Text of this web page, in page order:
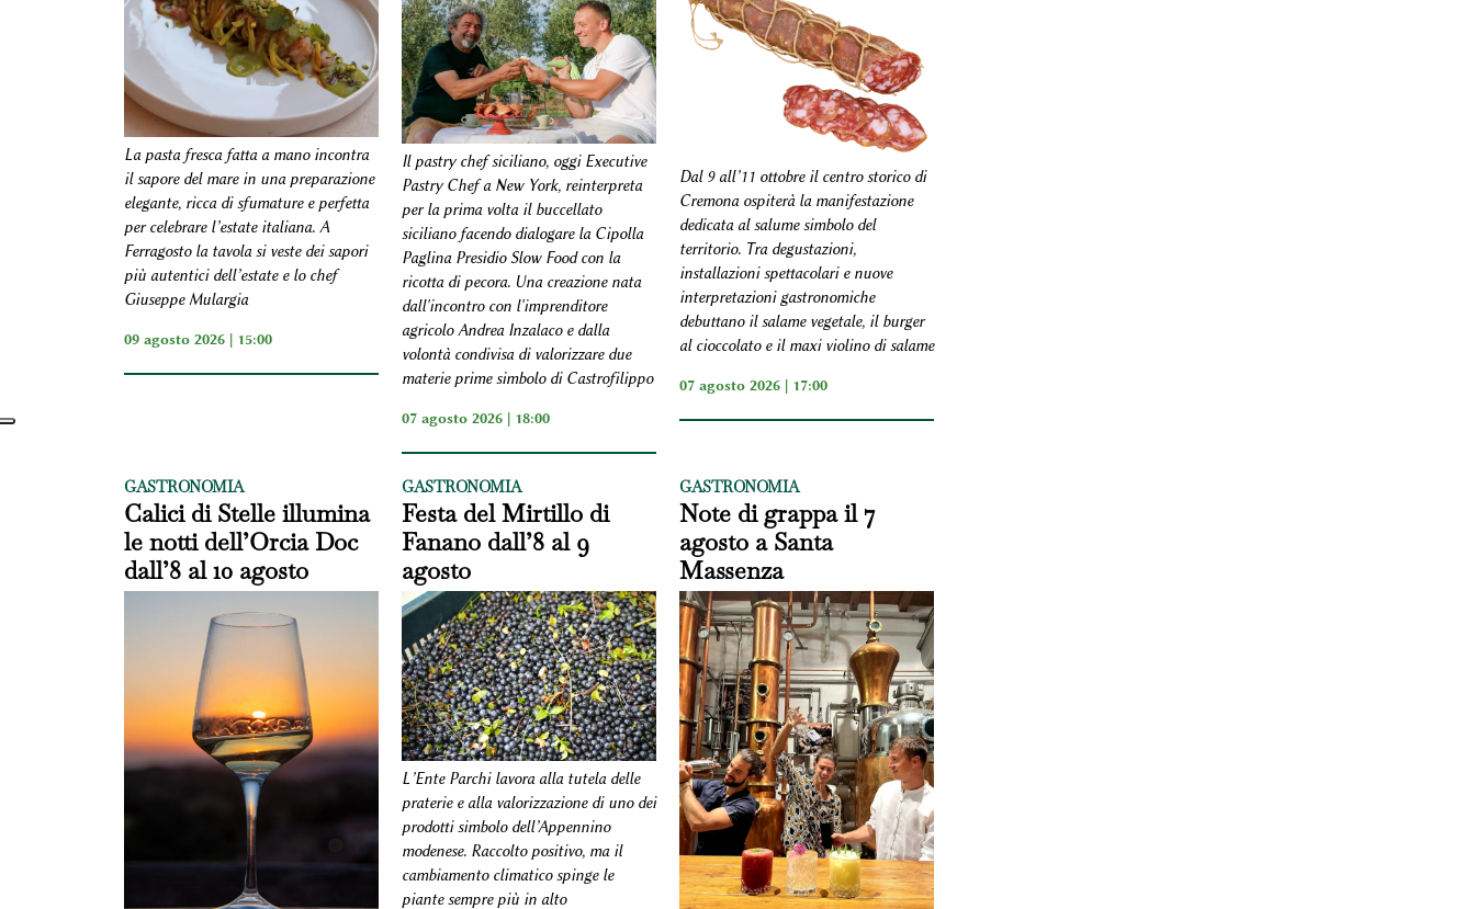
La pasta fresca fatta a mano incontra
il sapore del mare in una preparazione
elegante, ricca di sfumature e perfetta
per celebrare l’estate italiana. A
Ferragosto la tavola si veste dei sapori
più autentici dell’estate e lo chef
Giuseppe Mulargia
09 agosto 2026 | 15:00
Il pastry chef siciliano, oggi Executive
Pastry Chef a New York, reinterpreta
per la prima volta il buccellato
siciliano facendo dialogare la Cipolla
Paglina Presidio Slow Food con la
ricotta di pecora. Una creazione nata
dall'incontro con l'imprenditore
agricolo Andrea Inzalaco e dalla
volontà condivisa di valorizzare due
materie prime simbolo di Castrofilippo
07 agosto 2026 | 18:00
Dal 9 all’11 ottobre il centro storico di
Cremona ospiterà la manifestazione
dedicata al salume simbolo del
territorio. Tra degustazioni,
installazioni spettacolari e nuove
interpretazioni gastronomiche
debuttano il salame vegetale, il burger
al cioccolato e il maxi violino di salame
07 agosto 2026 | 17:00
GASTRONOMIA
Calici di Stelle illumina
le notti dell’Orcia Doc
dall’8 al 10 agosto
GASTRONOMIA
Festa del Mirtillo di
Fanano dall’8 al 9
agosto
L’Ente Parchi lavora alla tutela delle
praterie e alla valorizzazione di uno dei
prodotti simbolo dell’Appennino
modenese. Raccolto positivo, ma il
cambiamento climatico spinge le
piante sempre più in alto
GASTRONOMIA
Note di grappa il 7
agosto a Santa
Massenza